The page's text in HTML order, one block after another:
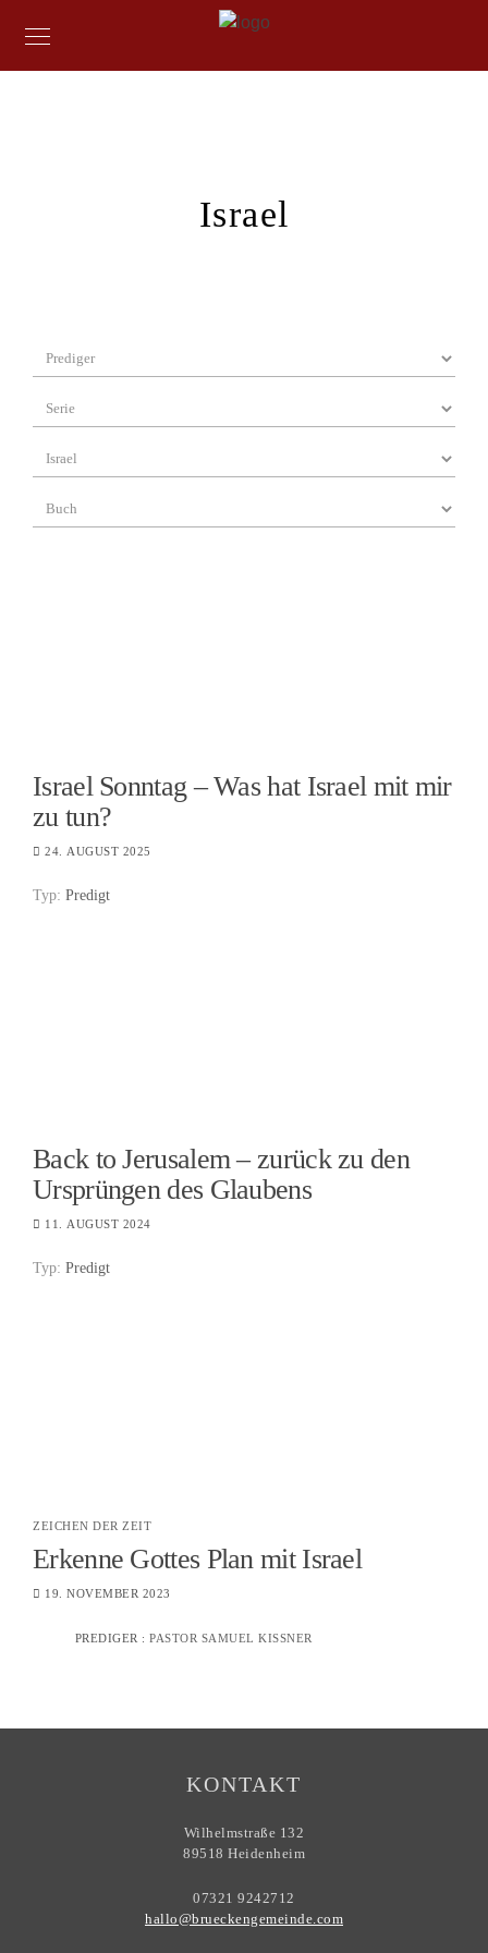
Israel
Israel Sonntag – Was hat Israel mit mir
zu tun?
24. AUGUST 2025
Typ: Predigt
Back to Jerusalem – zurück zu den
Ursprüngen des Glaubens
11. AUGUST 2024
Typ: Predigt
ZEICHEN DER ZEIT
Erkenne Gottes Plan mit Israel
19. NOVEMBER 2023
PREDIGER : PASTOR SAMUEL KISSNER
KONTAKT
Wilhelmstraße 132
89518 Heidenheim
07321 9242712
hallo@brueckengemeinde.com